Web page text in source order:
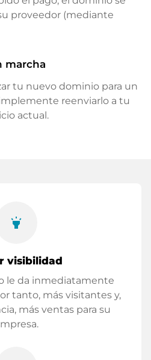
proveedor (mediante
marcha
tu nuevo dominio para un
reenviarlo a tu
actual.
highlight
visibilidad
le da inmediatamente
tanto, más visitantes y,
más ventas para su